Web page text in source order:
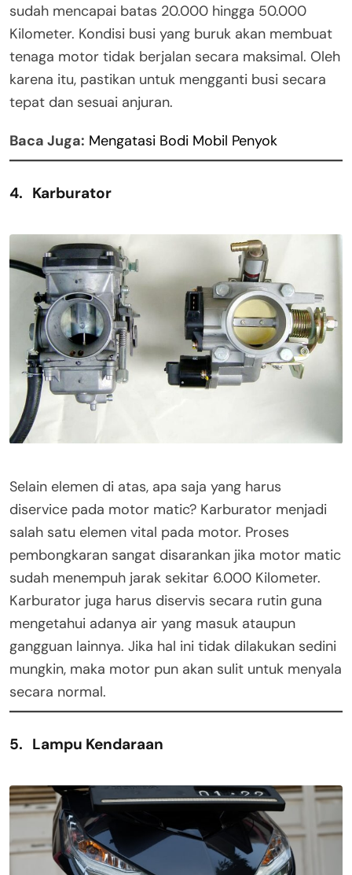
sudah mencapai batas 20.000 hingga 50.000
Kilometer. Kondisi busi yang buruk akan membuat
tenaga motor tidak berjalan secara maksimal. Oleh
karena itu, pastikan untuk mengganti busi secara
tepat dan sesuai anjuran.
Baca Juga: Mengatasi Bodi Mobil Penyok
4. Karburator
Selain elemen di atas, apa saja yang harus
diservice pada motor matic? Karburator menjadi
salah satu elemen vital pada motor. Proses
pembongkaran sangat disarankan jika motor matic
sudah menempuh jarak sekitar 6.000 Kilometer.
Karburator juga harus diservis secara rutin guna
mengetahui adanya air yang masuk ataupun
gangguan lainnya. Jika hal ini tidak dilakukan sedini
mungkin, maka motor pun akan sulit untuk menyala
secara normal.
5. Lampu Kendaraan